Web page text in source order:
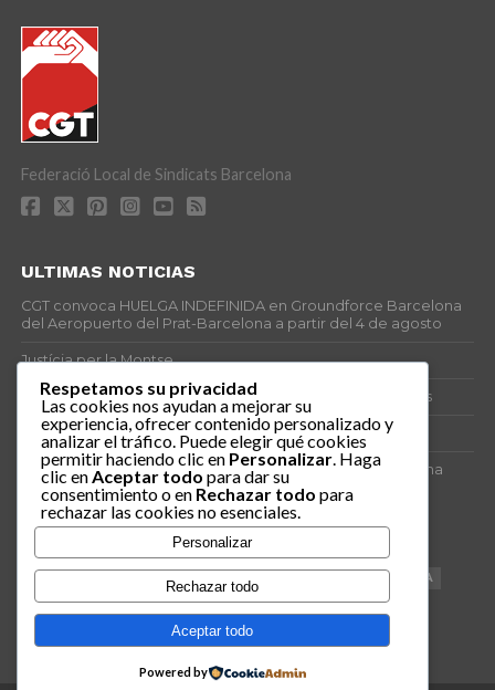
Federació Local de Sindicats Barcelona
ULTIMAS NOTICIAS
CGT convoca HUELGA INDEFINIDA en Groundforce Barcelona
del Aeropuerto del Prat-Barcelona a partir del 4 de agosto
Justícia per la Montse
25J – Día Mundial para la Prevención de los Ahogamientos
ERE encubierto en H&M Concentrix
Actes centrals 90 aniversari revolució social 1936. Programa
central i per dies. Materials de venda.
VAGA TELEMARKETING NETEJA
CONFERENCIA
DOCUMENTAL
SANITAT CATSALUT 061 ANTI-MWC
Respetamos su privacidad
Las cookies nos ayudan a mejorar su
experiencia, ofrecer contenido personalizado y
analizar el tráfico. Puede elegir qué cookies
permitir haciendo clic en Personalizar . Haga
clic en Aceptar todo para dar su
consentimiento o en Rechazar todo para
rechazar las cookies no esenciales.
Personalizar
Rechazar todo
Aceptar todo
Powered by